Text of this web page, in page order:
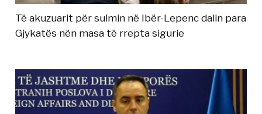
Të akuzuarit për sulmin në Ibër-Lepenc dalin para
Gjykatës nën masa të rrepta sigurie